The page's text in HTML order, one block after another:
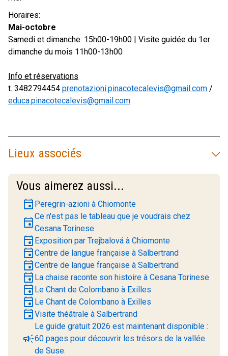
Horaires:
Mai-octobre
Samedi et dimanche: 15h00-19h00 | Visite guidée du 1er
dimanche du mois 11h00-13h00
Info et réservations
t. 3482794454 prenotazioni.pinacotecalevis@gmail.com /
educa.pinacotecalevis@gmail.com
Lieux associés
Vous aimerez aussi...
event Peregrin-azioni à Chiomonte
eventCe n'est pas le tableau que je voudrais chez
Cesana Torinese
event Exposition par Trejbalová à Chiomonte
eventCentre de langue française à Salbertrand
eventCentre de langue française à Salbertrand
event La chaise raconte son histoire à Cesana Torinese
event Le Chant de Colombano à Exilles
event Le Chant de Colombano à Exilles
eventVisite théâtrale à Salbertrand
campaign
Le guide gratuit 2026 est maintenant disponible :
60 pages pour découvrir les trésors de la vallée
de Suse.